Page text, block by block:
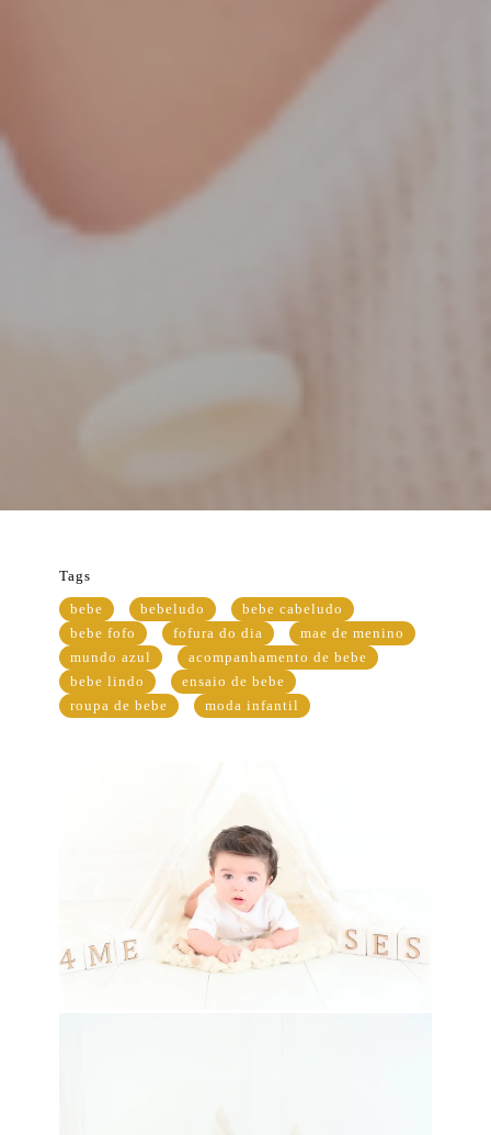
Tags
bebe
bebeludo
bebe cabeludo
bebe fofo
fofura do dia
mae de menino
mundo azul
acompanhamento de bebe
bebe lindo
ensaio de bebe
roupa de bebe
moda infantil